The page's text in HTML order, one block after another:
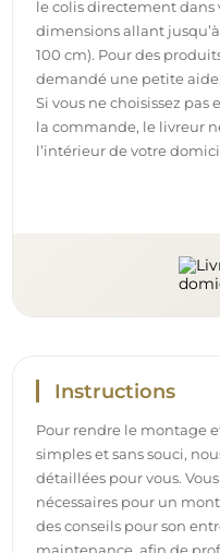
simples et sans souci,
détaillées pour vous.
nécessaires pour un
des conseils pour son
maintenance, afin de
pendant longtemps.
Suivez-nous et
Restez à jour avec nos
promotions, découvrez
des idées pour de beaux
communauté et
spécialement pour vous !